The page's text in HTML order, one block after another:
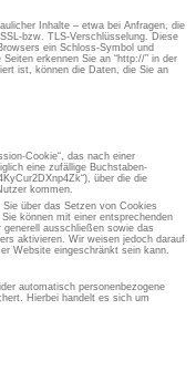
Inhalte – etwa bei Anfragen, die
bzw. TLS-Verschlüsselung. Diese
ein Schloss-Symbol und
erkennen Sie an “http://” in der
ist, können die Daten, die Sie an
Cookie“, das nach einer
eine zufällige Buchstaben-
über die die
kommen.
über das Setzen von Cookies
können mit einer entsprechenden
ausschließen sowie das
aktivieren. Wir weisen jedoch darauf
Website eingeschränkt sein kann.
automatisch personenbezogene
Hierbei handelt es sich um